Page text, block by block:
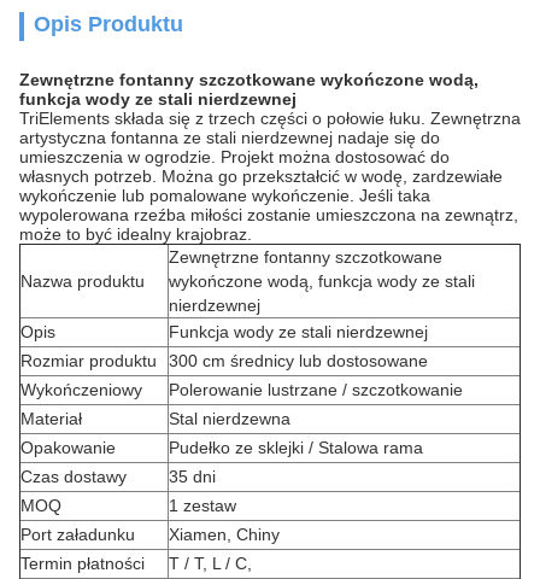
Opis Produktu
Zewnętrzne fontanny szczotkowane wykończone wodą,
funkcja wody ze stali nierdzewnej
TriElements składa się z trzech części o połowie łuku. Zewnętrzna
artystyczna fontanna ze stali nierdzewnej nadaje się do
umieszczenia w ogrodzie. Projekt można dostosować do
własnych potrzeb. Można go przekształcić w wodę, zardzewiałe
wykończenie lub pomalowane wykończenie. Jeśli taka
wypolerowana rzeźba miłości zostanie umieszczona na zewnątrz,
może to być idealny krajobraz.
Nazwa produktu
Zewnętrzne fontanny szczotkowane
wykończone wodą, funkcja wody ze stali
nierdzewnej
Opis
Funkcja wody ze stali nierdzewnej
Rozmiar produktu
300 cm średnicy lub dostosowane
Wykończeniowy
Polerowanie lustrzane / szczotkowanie
Materiał
Stal nierdzewna
Opakowanie
Pudełko ze sklejki / Stalowa rama
Czas dostawy
35 dni
MOQ
1 zestaw
Port załadunku
Xiamen, Chiny
Termin płatności
T / T, L / C,